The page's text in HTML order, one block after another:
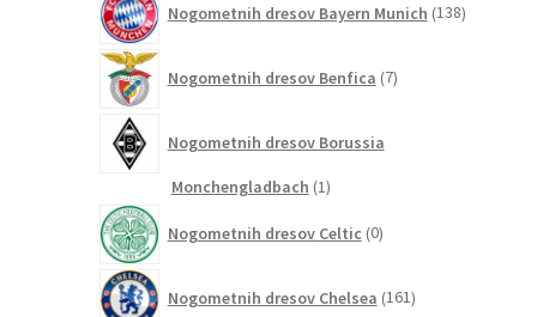
Nogometnih dresov Bayern Munich 138izdelkov
Nogometnih dresov Benfica 7izdelkov
Nogometnih dresov Borussia
Monchengladbach 11
Nogometnih dresov Celtic 0izdelkov
Nogometnih dresov Chelsea 161izdelkov